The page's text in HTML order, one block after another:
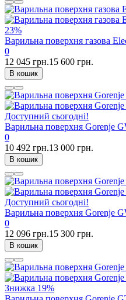
23%
Варильна поверхня газова
0
12 045 грн.15 600 грн.
В кошик
Доступний сьогодні!
Варильна поверхня Gorenje
0
10 492 грн.13 000 грн.
В кошик
Доступний сьогодні!
Варильна поверхня Gorenje
0
12 096 грн.15 300 грн.
В кошик
Знижка 19%